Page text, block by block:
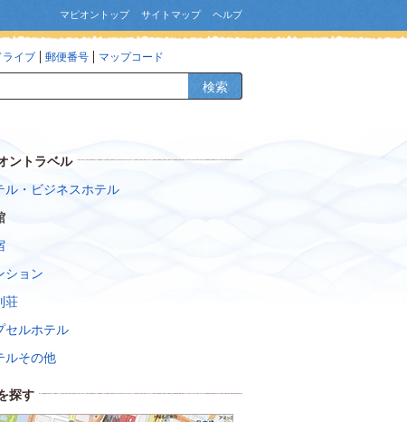
マピオントップ サイトマップ ヘルプ
ライブ 郵便番号 マップコード
検索
ントラベル
ル・ビジネスホテル
ション
荘
セルホテル
ルその他
探す